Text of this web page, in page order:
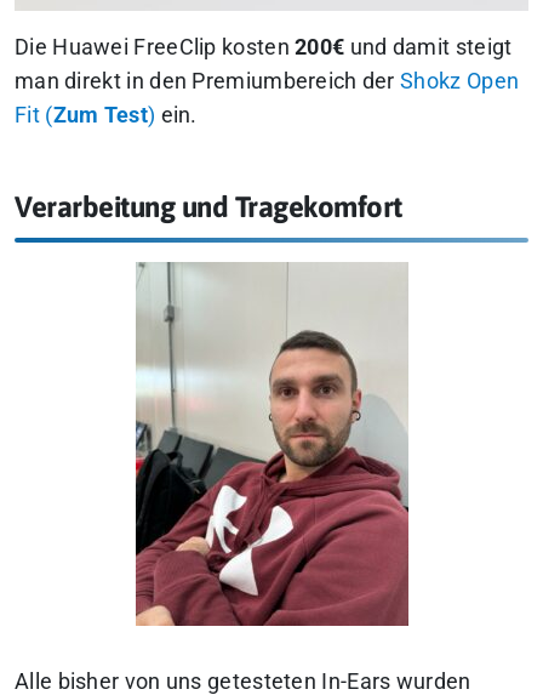
Die Huawei FreeClip kosten200€ und damit steigt
man direkt in den Premiumbereich derShokz Open
Fit (Zum Test) ein.
Verarbeitung und Tragekomfort
Alle bisher von uns getesteten In-Ears wurden